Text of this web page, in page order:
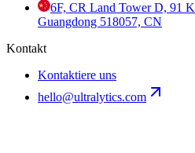
6F, CR Land Tower D, 91
Guangdong 518057, CN
Kontakt
Kontaktiere uns
hello@ultralytics.com